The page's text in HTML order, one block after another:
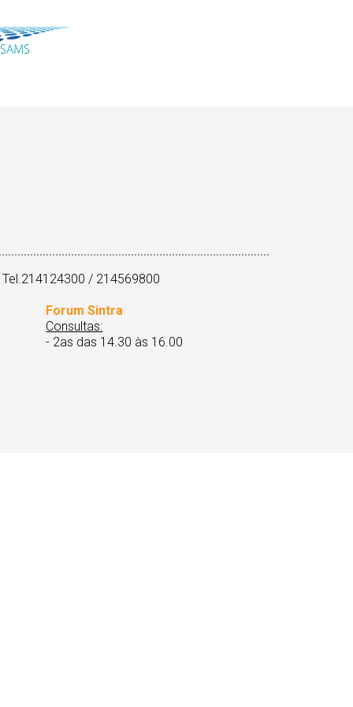
/ 214569800
Forum Sintra
Consultas:
- 2as das 14.30 às 16.00